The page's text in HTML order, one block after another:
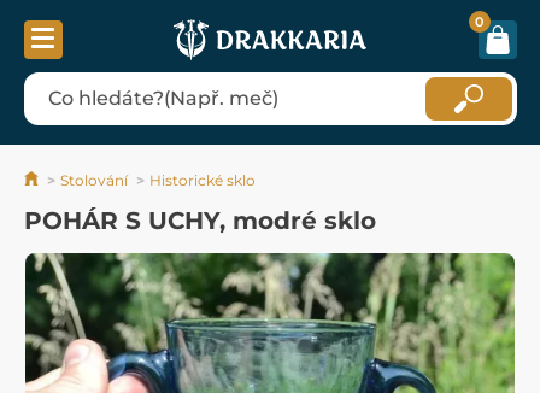
0
Stolování Historické sklo
POHÁR S UCHY, modré sklo